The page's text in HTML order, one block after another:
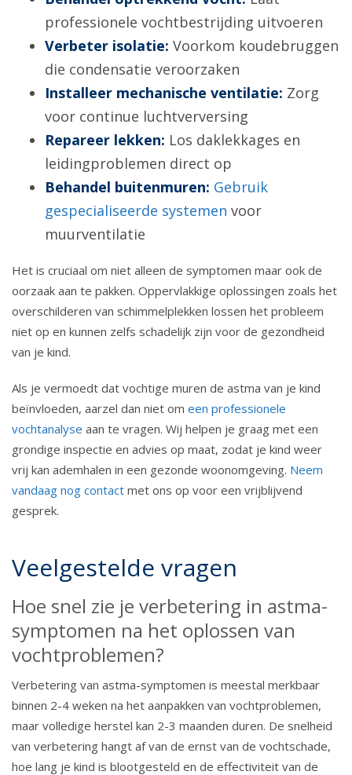
professionele vochtbestrijding uitvoeren
Verbeter isolatie: Voorkom koudebruggen
die condensatie veroorzaken
Installeer mechanische ventilatie: Zorg
voor continue luchtverversing
Repareer lekken: Los daklekkages en
leidingproblemen direct op
Behandel buitenmuren: Gebruik
gespecialiseerde systemen voor
muurventilatie
Het is cruciaal om niet alleen de symptomen maar ook de
oorzaak aan te pakken. Oppervlakkige oplossingen zoals het
overschilderen van schimmelplekken lossen het probleem
niet op en kunnen zelfs schadelijk zijn voor de gezondheid
van je kind.
Als je vermoedt dat vochtige muren de astma van je kind
beïnvloeden, aarzel dan niet om een professionele
vochtanalyse aan te vragen. Wij helpen je graag met een
grondige inspectie en advies op maat, zodat je kind weer
vrij kan ademhalen in een gezonde woonomgeving. Neem
vandaag nog contact met ons op voor een vrijblijvend
gesprek.
Veelgestelde vragen
Hoe snel zie je verbetering in astma-
symptomen na het oplossen van
vochtproblemen?
Verbetering van astma-symptomen is meestal merkbaar
binnen 2-4 weken na het aanpakken van vochtproblemen,
maar volledige herstel kan 2-3 maanden duren. De snelheid
van verbetering hangt af van de ernst van de vochtschade,
hoe lang je kind is blootgesteld en de effectiviteit van de